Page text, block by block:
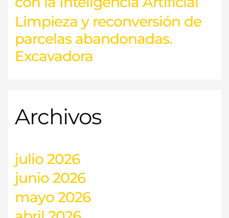
Limpieza y reconversión de
parcelas abandonadas.
Excavadora
Archivos
julio 2026
junio 2026
mayo 2026